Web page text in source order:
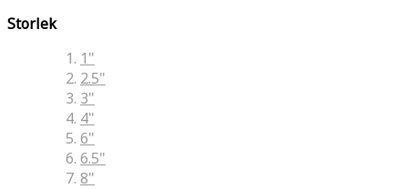
Storlek
1"
2.5"
3"
4"
6"
6.5"
8"